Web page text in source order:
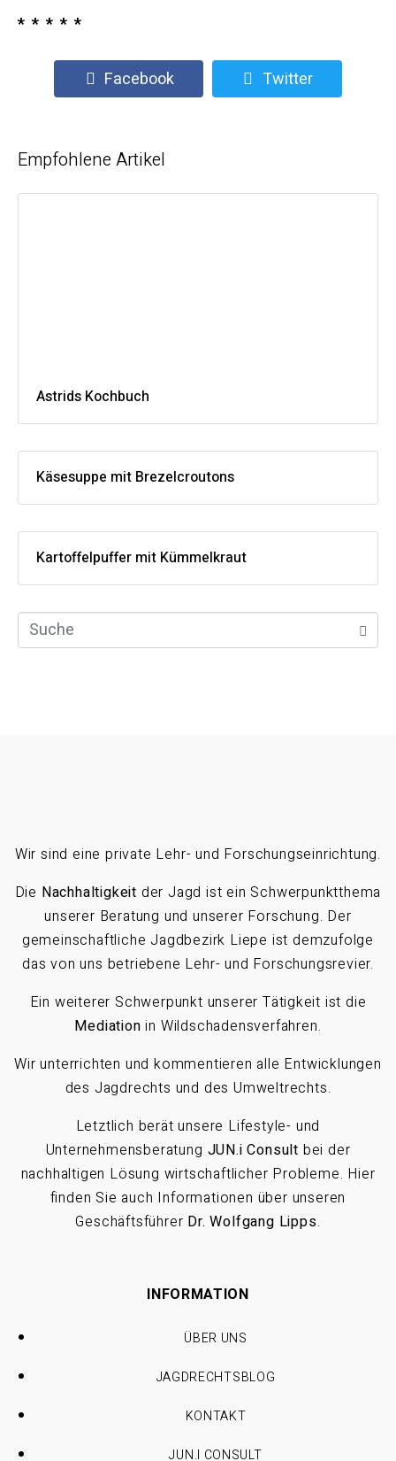
* * * * *
Facebook Twitter
Empfohlene Artikel
Astrids Kochbuch
Käsesuppe mit Brezelcroutons
Kartoffelpuffer mit Kümmelkraut
Wir sind eine private Lehr- und Forschungseinrichtung.
Die Nachhaltigkeit der Jagd ist ein Schwerpunktthema
unserer Beratung und unserer Forschung. Der
gemeinschaftliche Jagdbezirk Liepe ist demzufolge
das von uns betriebene Lehr- und Forschungsrevier.
Ein weiterer Schwerpunkt unserer Tätigkeit ist die
Mediation in Wildschadensverfahren.
Wir unterrichten und kommentieren alle Entwicklungen
des Jagdrechts und des Umweltrechts.
Letztlich berät unsere Lifestyle- und
Unternehmensberatung JUN.i Consult bei der
nachhaltigen Lösung wirtschaftlicher Probleme. Hier
finden Sie auch Informationen über unseren
Geschäftsführer Dr. Wolfgang Lipps.
INFORMATION
ÜBER UNS
JAGDRECHTSBLOG
KONTAKT
JUN.I CONSULT